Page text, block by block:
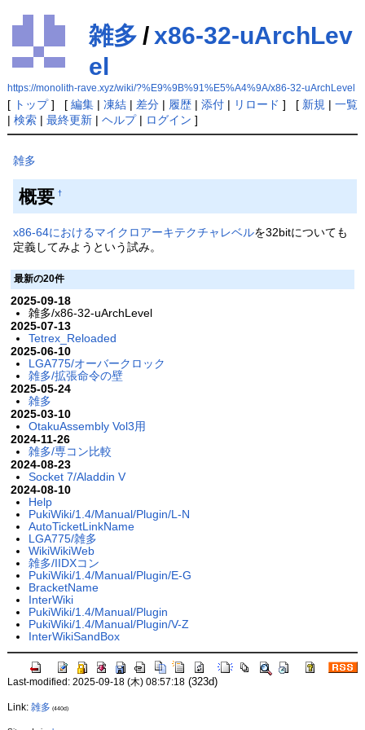
雑多 /x86-32-uArchLev
el
https://monolith-rave.xyz/wiki/?%E9%9B%91%E5%A4%9A/x86-32-uArchLevel
[ トップ] [ 編集| 凍結| 差分| 履歴| 添付| リロード ] [ 新規 | 一覧
| 検索| 最終更新| ヘルプ| ログイン ]
雑多
概要 †
x86-64におけるマイクロアーキテクチャレベルを32bitについても
定義してみようという試み。
最新の20件
2025-09-18
雑多/x86-32-uArchLevel
2025-07-13
Tetrex_Reloaded
2025-06-10
LGA775/オーバークロック
雑多/拡張命令の壁
2025-05-24
雑多
2025-03-10
OtakuAssembly Vol3用
2024-11-26
雑多/専コン比較
2024-08-23
Socket 7/Aladdin V
2024-08-10
Help
PukiWiki/1.4/Manual/Plugin/L-N
AutoTicketLinkName
LGA775/雑多
WikiWikiWeb
雑多/IIDXコン
PukiWiki/1.4/Manual/Plugin/E-G
BracketName
InterWiki
PukiWiki/1.4/Manual/Plugin
PukiWiki/1.4/Manual/Plugin/V-Z
InterWikiSandBox
Last-modified: 2025-09-18 (木) 08:57:18(323d)
Link: 雑多 (440d)